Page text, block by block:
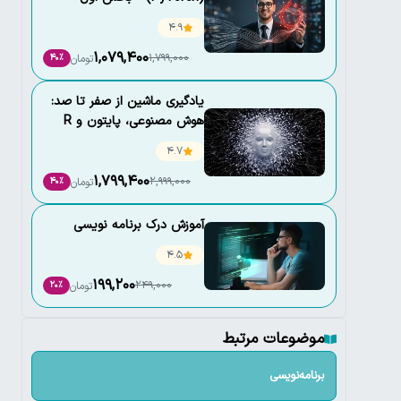
4.9
1,799,000
1,079,400تومان 40٪
یادگیری ماشین از صفر تا صد:
هوش مصنوعی، پایتون و R
4.7
2,999,000
1,799,400تومان 40٪
آموزش درک برنامه نویسی
4.5
249,000
199,200تومان 20٪
موضوعات مرتبط
برنامه‌نویسی